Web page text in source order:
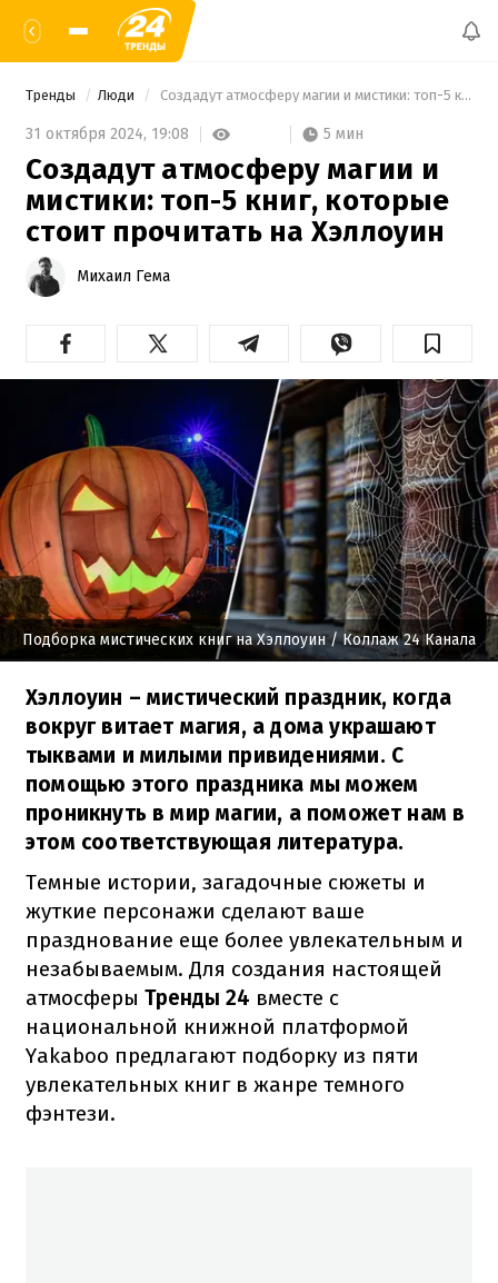
Тренды Люди Создадут атмосферу магии и мистики: топ-5 книг, которые стоит прочитать на Хэллоуин
31 октября 2024, 19:08 5 мин
Создадут атмосферу магии и
мистики: топ-5 книг, которые
стоит прочитать на Хэллоуин
Михаил Гема
Подборка мистических книг на Хэллоуин/ Коллаж 24 Канала
Хэллоуин – мистический праздник, когда
вокруг витает магия, а дома украшают
тыквами и милыми привидениями. С
помощью этого праздника мы можем
проникнуть в мир магии, а поможет нам в
этом соответствующая литература.
Темные истории, загадочные сюжеты и
жуткие персонажи сделают ваше
празднование еще более увлекательным и
незабываемым. Для создания настоящей
атмосферы Тренды 24 вместе с
национальной книжной платформой
Yakaboo предлагают подборку из пяти
увлекательных книг в жанре темного
фэнтези.